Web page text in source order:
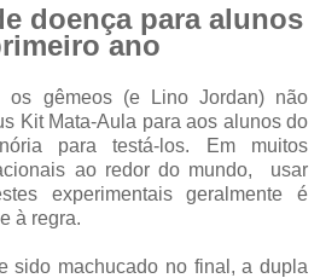
doença para alunos
ano
os gêmeos (e Lino Jordan) não
Kit Mata-Aula para aos alunos do
para testá-los. Em muitos
ao redor do mundo,
usar
experimentais geralmente é
à regra.
sido machucado no final, a dupla